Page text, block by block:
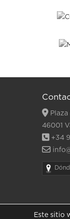
46001
+34
Este sitio